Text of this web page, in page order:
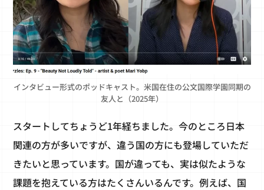
インタビュー形式のポッドキャスト。米国在住の公文国際学園同期の
友人と（2025年）
スタートしてちょうど1年経ちました。今のところ日本
関連の方が多いですが、違う国の方にも登場していただ
きたいと思っています。国が違っても、実は似たような
課題を抱えている方はたくさんいるんです。例えば、国